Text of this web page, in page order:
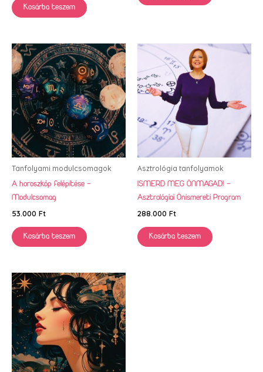
Kosárba teszem
Tanfolyami modulcsomagok
A horoszkóp felépítése –
Modulcsomag
53.000 Ft
Kosárba teszem
Asztrológia tanfolyamok
ISMERD MEG ÖNMAGAD! –
Asztrológiai Önismereti Program
288.000 Ft
Kosárba teszem